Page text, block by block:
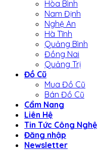
Hòa Bình
Nam Định
Nghệ An
Hà Tĩnh
Quảng Bình
Đồng Nai
Quảng Trị
Đồ Cũ
Mua Đồ Cũ
Bán Đồ Cũ
Cẩm Nang
Liên Hệ
Tin Tức Công Nghệ
Đăng nhập
Newsletter